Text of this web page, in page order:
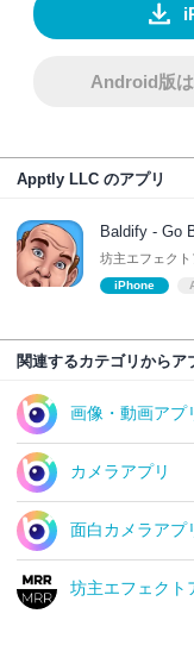
Android版
Apptly LLC のアプリ
Baldify - Go
坊主エフェクト
iPhone
関連するカテゴリからア
画像・動画アプ
カメラアプリ
面白カメラアプ
坊主エフェクト